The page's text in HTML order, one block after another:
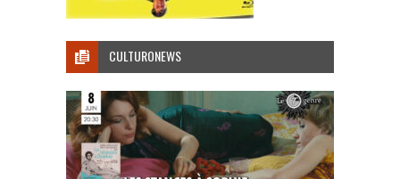
CULTURONEWS